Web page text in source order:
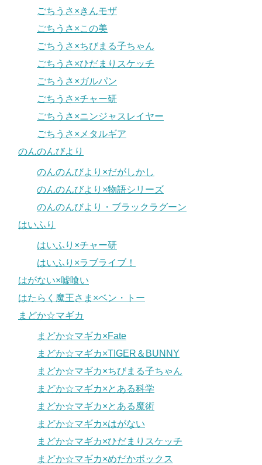
ごちうさ×きんモザ
ごちうさ×この美
ごちうさ×ちびまる子ちゃん
ごちうさ×ひだまりスケッチ
ごちうさ×ガルパン
ごちうさ×チャー研
ごちうさ×ニンジャスレイヤー
ごちうさ×メタルギア
のんのんびより
のんのんびより×だがしかし
のんのんびより×物語シリーズ
のんのんびより・ブラックラグーン
はいふり
はいふり×チャー研
はいふり×ラブライブ！
はがない×嘘喰い
はたらく魔王さま×ベン・トー
まどか☆マギカ
まどか☆マギカ×Fate
まどか☆マギカ×TIGER＆BUNNY
まどか☆マギカ×ちびまる子ちゃん
まどか☆マギカ×とある科学
まどか☆マギカ×とある魔術
まどか☆マギカ×はがない
まどか☆マギカ×ひだまりスケッチ
まどか☆マギカ×めだかボックス